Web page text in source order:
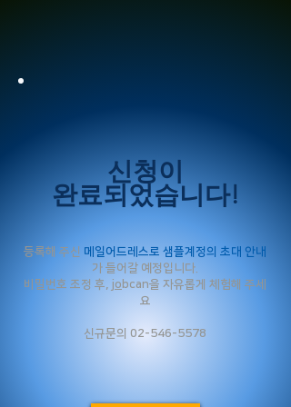
신청이
완료되었습니다!
등록해 주신 메일어드레스로 샘플계정의 초대 안내
가 들어갈 예정입니다.
비밀번호 조정 후, jo bcan을 자유롭게 체험해 주세
요
​신규문의 02-546-5578